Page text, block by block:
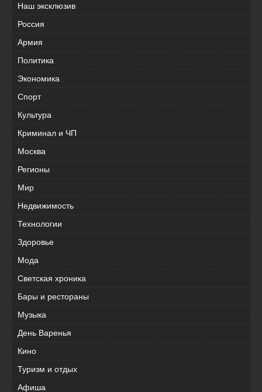
Наш эксклюзив
Россия
Армия
Политика
Экономика
Спорт
Культура
Криминал и ЧП
Москва
Регионы
Мир
Недвижимость
Технологии
Здоровье
Мода
Светская хроника
Бары и рестораны
Музыка
День Варенья
Кино
Туризм и отдых
Афиша